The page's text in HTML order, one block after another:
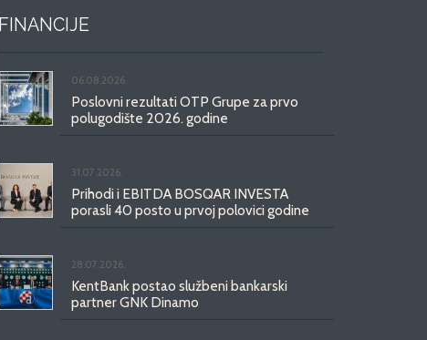
FINANCIJE
06.08.2026.
Poslovni rezultati OTP Grupe za prvo
polugodište 2026. godine
31.07.2026.
Prihodi i EBITDA BOSQAR INVESTA
porasli 40 posto u prvoj polovici godine
28.07.2026.
KentBank postao službeni bankarski
partner GNK Dinamo